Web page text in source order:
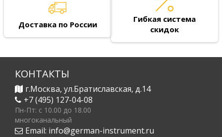
Доставка по России
Гибкая система
скидок
КОНТАКТЫ
г.Москва, ул.Братиславская, д.14
+7 (495) 127-04-08
Пн-Пт: c 10.00 до 18.00
многоканальный
Email: info@german-instrument.ru